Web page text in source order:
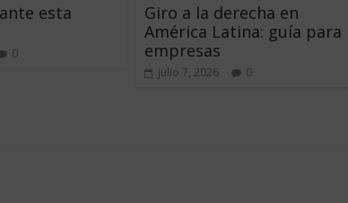
esta
0
Giro a la derecha en
América Latina: guía para
empresas
julio 7, 2026 0